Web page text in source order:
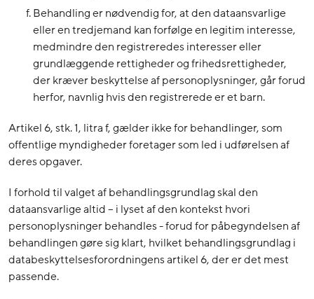
Behandling er nødvendig for, at den dataansvarlige
eller en tredjemand kan forfølge en legitim interesse,
medmindre den registreredes interesser eller
grundlæggende rettigheder og frihedsrettigheder,
der kræver beskyttelse af personoplysninger, går forud
herfor, navnlig hvis den registrerede er et barn.
Artikel 6, stk. 1, litra f, gælder ikke for behandlinger, som
offentlige myndigheder foretager som led i udførelsen af
deres opgaver.
I forhold til valget af behandlingsgrundlag skal den
dataansvarlige altid – i lyset af den kontekst hvori
personoplysninger behandles - forud for påbegyndelsen af
behandlingen gøre sig klart, hvilket behandlingsgrundlag i
databeskyttelsesforordningens artikel 6, der er det mest
passende.